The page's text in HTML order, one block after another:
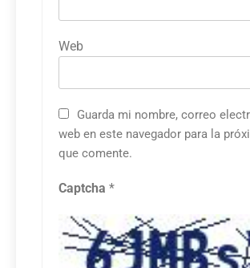
Web
Guarda mi nombre, correo
web en este navegador para la
que comente.
Captcha *